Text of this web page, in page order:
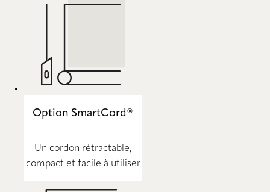
Option SmartCord®
Un cordon rétractable,
compact et facile à utiliser